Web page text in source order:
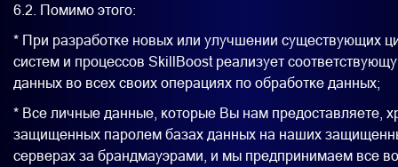
6.2. Помимо этого:
* При разработке новых или улучшении существующих
систем и процессов SkillBoost реализует
данных во всех своих операциях по обработке данных;
* Все личные данные, которые Вы нам предоставляете,
защищенных паролем базах данных на наших
серверах за брандмауэрами, и мы предпринимаем все